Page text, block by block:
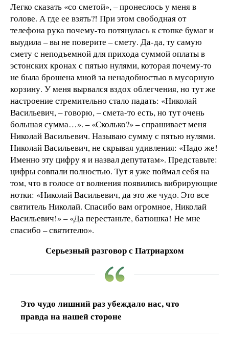
Легко сказать «со сметой», – пронеслось у меня в
голове. А где ее взять?! При этом свободная от
телефона рука почему-то потянулась к стопке бумаг и
выудила – вы не поверите – смету. Да-да, ту самую
смету с неподъемной для прихода суммой оплаты в
эстонских кронах с пятью нулями, которая почему-то
не была брошена мной за ненадобностью в мусорную
корзину. У меня вырвался вздох облегчения, но тут же
настроение стремительно стало падать: «Николай
Васильевич, – говорю, – смета-то есть, но тут очень
большая сумма…». – «Сколько?» – спрашивает меня
Николай Васильевич. Называю сумму с пятью нулями.
Николай Васильевич, не скрывая удивления: «Надо же!
Именно эту цифру я и назвал депутатам». Представьте:
цифры совпали полностью. Тут я уже поймал себя на
том, что в голосе от волнения появились вибрирующие
нотки: «Николай Васильевич, да это же чудо. Это все
святитель Николай. Спасибо вам огромное, Николай
Васильевич!» – «Да перестаньте, батюшка! Не мне
спасибо – святителю».
Серьезный разговор с Патриархом
Это чудо лишний раз убеждало нас, что
правда на нашей стороне